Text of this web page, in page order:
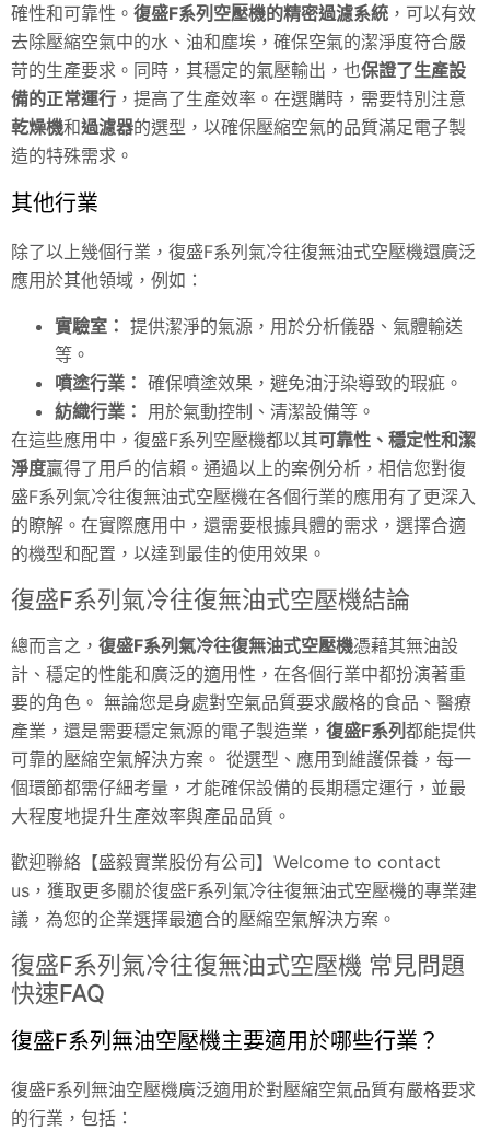
確性和可靠性。 復盛F系列空壓機的精密過濾系統 ，可以有效
去除壓縮空氣中的水、油和塵埃，確保空氣的潔淨度符合嚴
苛的生產要求。同時，其穩定的氣壓輸出，也保證了生產設
備的正常運行 ，提高了生產效率。在選購時，需要特別注意
乾燥機和過濾器的選型，以確保壓縮空氣的品質滿足電子製
造的特殊需求。
其他行業
除了以上幾個行業，復盛F系列氣冷往復無油式空壓機還廣泛
應用於其他領域，例如：
實驗室： 提供潔淨的氣源，用於分析儀器、氣體輸送
等。
噴塗行業： 確保噴塗效果，避免油汙染導致的瑕疵。
紡織行業： 用於氣動控制、清潔設備等。
在這些應用中，復盛F系列空壓機都以其可靠性、穩定性和潔
淨度贏得了用戶的信賴。通過以上的案例分析，相信您對復
盛F系列氣冷往復無油式空壓機在各個行業的應用有了更深入
的瞭解。在實際應用中，還需要根據具體的需求，選擇合適
的機型和配置，以達到最佳的使用效果。
復盛F系列氣冷往復無油式空壓機結論
總而言之， 復盛F系列氣冷往復無油式空壓機憑藉其無油設
計、穩定的性能和廣泛的適用性，在各個行業中都扮演著重
要的角色。 無論您是身處對空氣品質要求嚴格的食品、醫療
產業，還是需要穩定氣源的電子製造業， 復盛F系列 都能提供
可靠的壓縮空氣解決方案。 從選型、應用到維護保養，每一
個環節都需仔細考量，才能確保設備的長期穩定運行，並最
大程度地提升生產效率與產品品質。
歡迎聯絡【盛毅實業股份有公司】Welcome to contact
us，獲取更多關於復盛F系列氣冷往復無油式空壓機的專業建
議，為您的企業選擇最適合的壓縮空氣解決方案。
復盛F系列氣冷往復無油式空壓機 常見問題
快速FAQ
復盛F系列無油空壓機主要適用於哪些行業？
復盛F系列無油空壓機廣泛適用於對壓縮空氣品質有嚴格要求
的行業，包括：